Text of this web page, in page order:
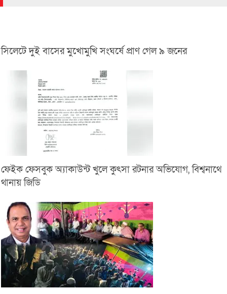
সিলেটে দুই বাসের মুখোমুখি সংঘর্ষে প্রাণ গেল ৯ জনের
ফেইক ফেসবুক অ্যাকাউন্ট খুলে কুৎসা রটনার অভিযোগ, বিশ্বনাথে
থানায় জিডি